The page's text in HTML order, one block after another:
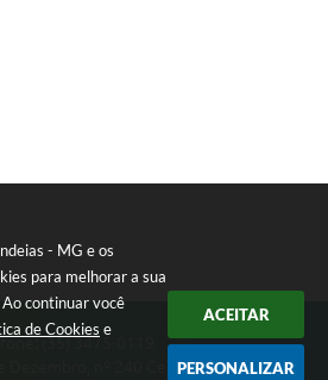
- MG e os
para melhorar a sua
continuar você
de Cookies e
ACEITAR
PERSONALIZAR
(35) 3475-0119
Dezembro, nº 240 Centro | CEP: 37280-